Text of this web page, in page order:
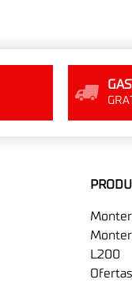
L200
Ofertas